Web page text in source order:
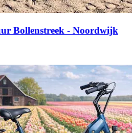
Bollenstreek - Noordwijk